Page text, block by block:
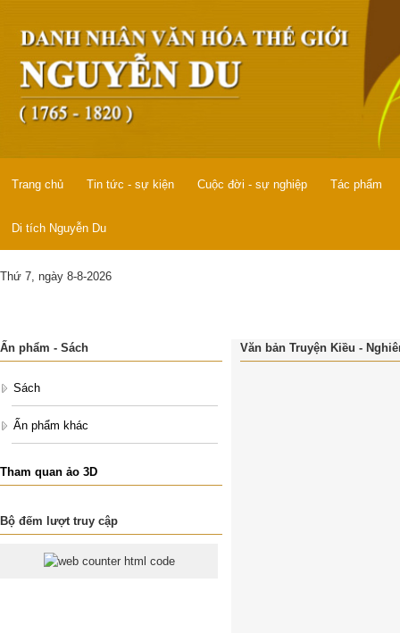
Trang chủ Tin tức - sự kiện Cuộc đời - sự nghiệp Tác phẩm
Di tích Nguyễn Du
Thứ 7, ngày 8-8-2026
Ấn phẩm - Sách
Sách
Ấn phẩm khác
Tham quan ảo 3D
Bộ đếm lượt truy cập
Văn bản Truyện Kiều -